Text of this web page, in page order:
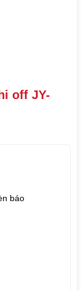
off JY-
báo